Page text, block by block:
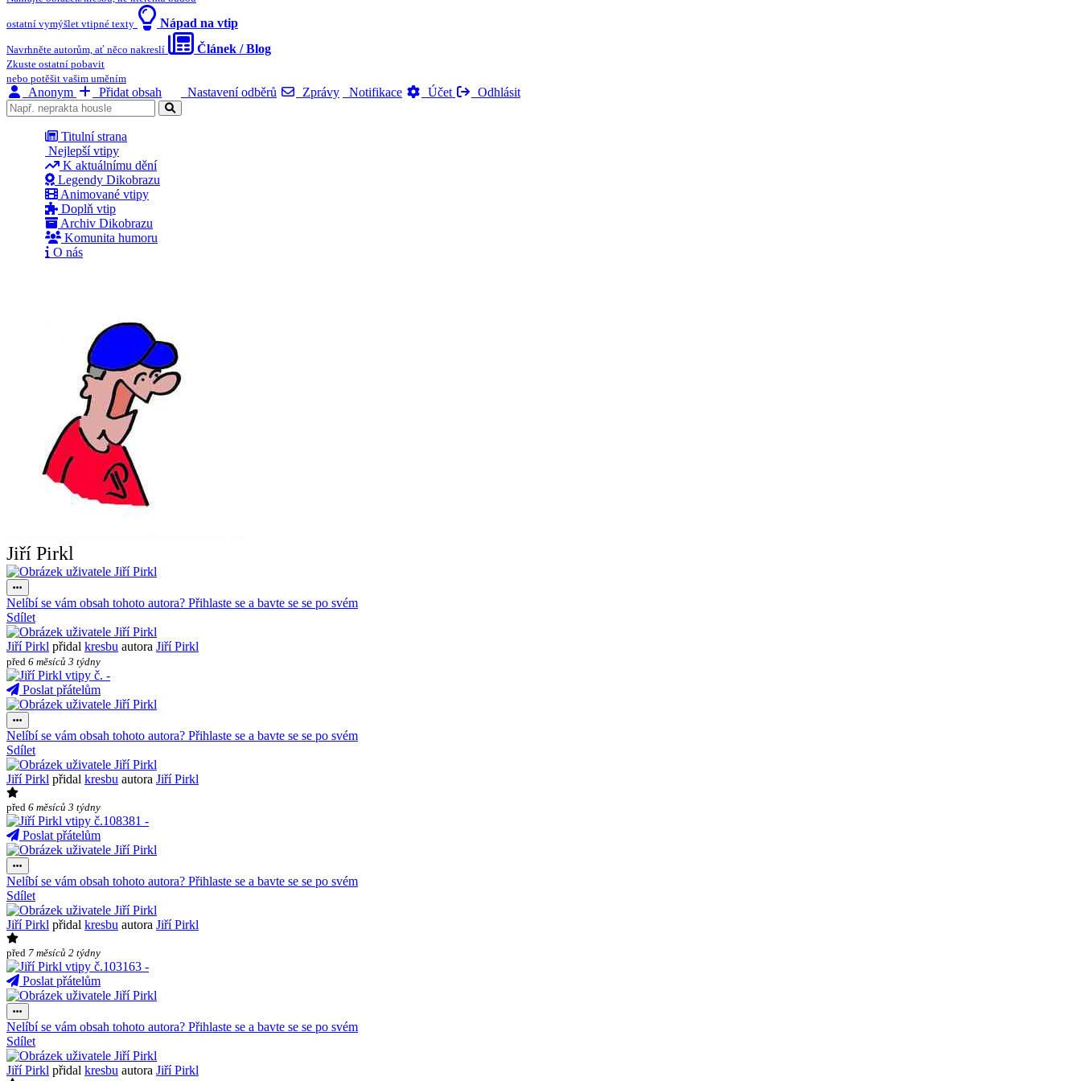
ostatní vymýšlet vtipné texty Nápad na vtip
Navrhněte autorům, ať něco nakreslí Článek / Blog
Zkuste ostatní pobavit
nebo potěšit vašim uměním
Anonym Přidat obsah Nastavení odběrů Zprávy Notifikace Účet Odhlásit
Titulní strana
Nejlepší vtipy
K aktuálnímu dění
Legendy Dikobrazu
Animované vtipy
Doplň vtip
Archiv Dikobrazu
Komunita humoru
O nás
Jiří Pirkl
Nelíbí se vám obsah tohoto autora? Přihlaste se a bavte se se po svém
Sdílet
Jiří Pirkl přidal kresbu autora Jiří Pirkl
před 6 měsíců 3 týdny
Poslat přátelům
Nelíbí se vám obsah tohoto autora? Přihlaste se a bavte se se po svém
Sdílet
Jiří Pirkl přidal kresbu autora Jiří Pirkl
před 6 měsíců 3 týdny
Poslat přátelům
Nelíbí se vám obsah tohoto autora? Přihlaste se a bavte se se po svém
Sdílet
Jiří Pirkl přidal kresbu autora Jiří Pirkl
před 7 měsíců 2 týdny
Poslat přátelům
Nelíbí se vám obsah tohoto autora? Přihlaste se a bavte se se po svém
Sdílet
Jiří Pirkl přidal kresbu autora Jiří Pirkl